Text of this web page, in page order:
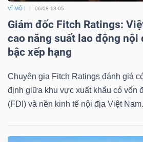
VĨ MÔ 06/08 18:05
Giám đốc Fitch Ratings:
cao năng suất lao động nội
bậc xếp hạng
Chuyên gia Fitch Ratings đánh giá
định giữa khu vực xuất khẩu có vốn
(FDI) và nền kinh tế nội địa Việt